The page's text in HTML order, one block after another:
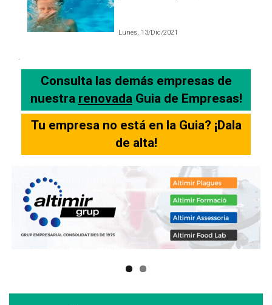
Lunes, 13/Dic/2021
.
Consulta las demás empresas de
nuestra renovadaGuia de Empresas!
Tu empresa no está en la Guia? ¡Dala
de alta!